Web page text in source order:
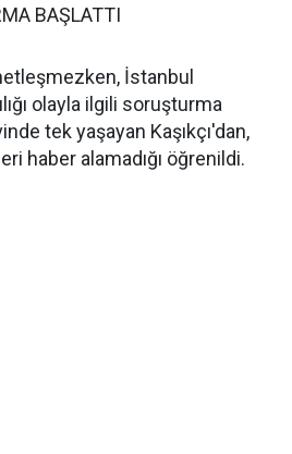
BAŞLATTI
İstanbul
olayla ilgili soruşturma
tek yaşayan Kaşıkçı'dan,
haber alamadığı öğrenildi.